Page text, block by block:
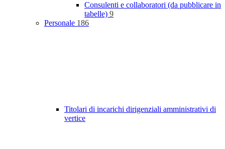
Consulenti e collaboratori (da pubblicare in
tabelle) 9
Personale 186
Titolari di incarichi dirigenziali amministrativi di
vertice